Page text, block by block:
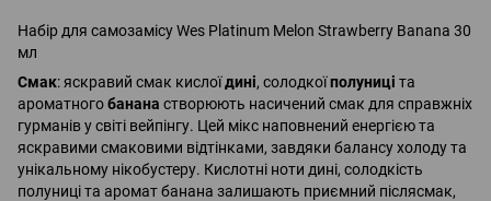
Набір для самозамісу Wes Platinum Melon Strawberry Banana 30
мл
Смак: яскравий смак кислоїдині, солодкоїполуниці та
ароматногобанана створюють насичений смак для справжніх
гурманів у світі вейпінгу. Цей мікс наповнений енергією та
яскравими смаковими відтінками, завдяки балансу холоду та
унікальному нікобустеру. Кислотні ноти дині, солодкість
полуниці та аромат банана залишають приємний післясмак,